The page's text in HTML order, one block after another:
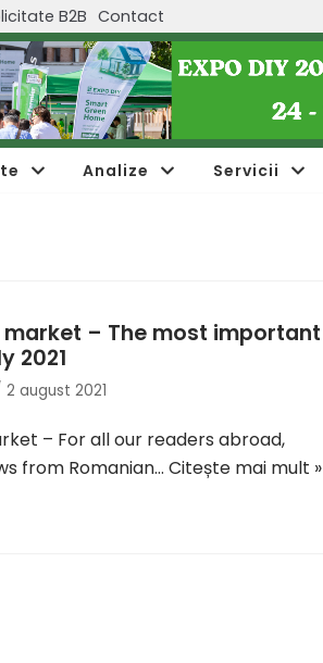
B2B Contact
Analize Servicii
market – The most important
2021
2 august 2021
– For all our readers abroad,
from Romanian… Citește mai mult »